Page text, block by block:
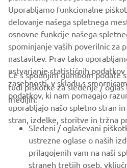
PODJETJA
ZA PODJETJA
VEČ YAMAHA
Uporabljamo funkcionalne
delovanje našega spletnega
osnovne funkcije našega
spominjanje vaših poverilnic za
nastavitev. Prav tako
ustvarjanje statističnih
zasebnosti, v skladu s
podatkov, ki nam pomagajo
uporabljajo našo spletno stran
stran, izdelke, storitve in tržna
Če s spodnjim gumbom podate
tudi piškotke za sledenje / oglas
medijih:
Sledeni / oglaševani
ustrezne oglase o naših
prilagojenih vam na naši
straneh tretjih oseb,